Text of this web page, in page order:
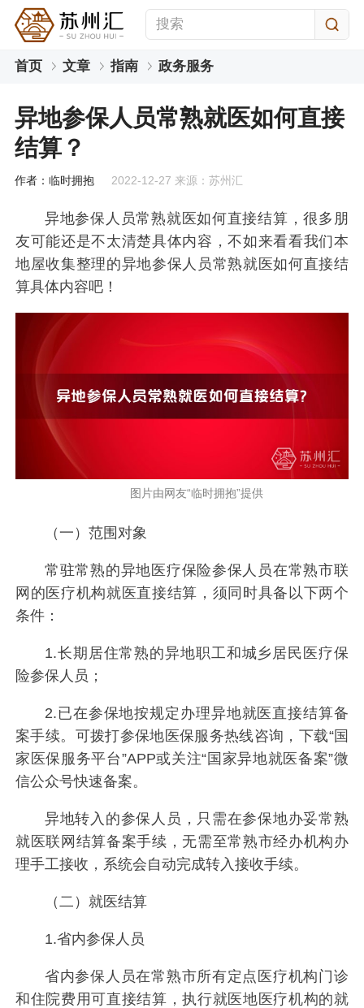
首页 文章 指南 政务服务
异地参保人员常熟就医如何直接
结算？
作者：临时拥抱 2022-12-27 来源：苏州汇
异地参保人员常熟就医如何直接结算，很多朋
友可能还是不太清楚具体内容，不如来看看我们本
地屋收集整理的异地参保人员常熟就医如何直接结
算具体内容吧！
图片由网友“临时拥抱”提供
（一）范围对象
常驻常熟的异地医疗保险参保人员在常熟市联
网的医疗机构就医直接结算，须同时具备以下两个
条件：
1.长期居住常熟的异地职工和城乡居民医疗保
险参保人员；
2.已在参保地按规定办理异地就医直接结算备
案手续。可拨打参保地医保服务热线咨询，下载“国
家医保服务平台”APP或关注“国家异地就医备案”微
信公众号快速备案。
异地转入的参保人员，只需在参保地办妥常熟
就医联网结算备案手续，无需至常熟市经办机构办
理手工接收，系统会自动完成转入接收手续。
（二）就医结算
1.省内参保人员
省内参保人员在常熟市所有定点医疗机构门诊
和住院费用可直接结算，执行就医地医疗机构的就